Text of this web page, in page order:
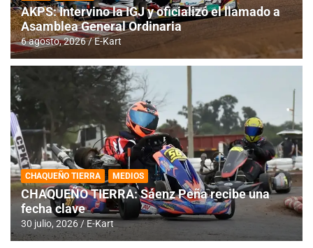
AKPS: Intervino la IGJ y oficializó el llamado a
Asamblea General Ordinaria
6 agosto, 2026 E-Kart
CHAQUEÑO TIERRA MEDIOS
CHAQUEÑO TIERRA: Sáenz Peña recibe una
fecha clave
30 julio, 2026 E-Kart